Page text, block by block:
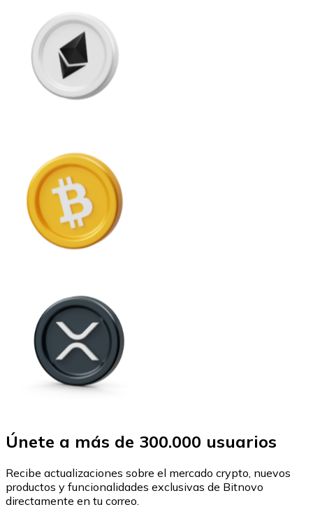
Únete a más de 300.000 usuarios
Recibe actualizaciones sobre el mercado crypto, nuevos
productos y funcionalidades exclusivas de Bitnovo
directamente en tu correo.